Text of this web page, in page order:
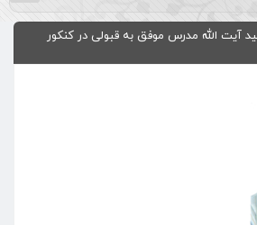
آیت الله مدرس موفق به قبولی در کنکور